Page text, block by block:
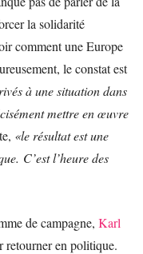
la solidarité
comment une Europe
le constat est
à une situation dans
mettre en œuvre
«le résultat est une
C’est l’heure des
de campagne, Karl
retourner en politique.